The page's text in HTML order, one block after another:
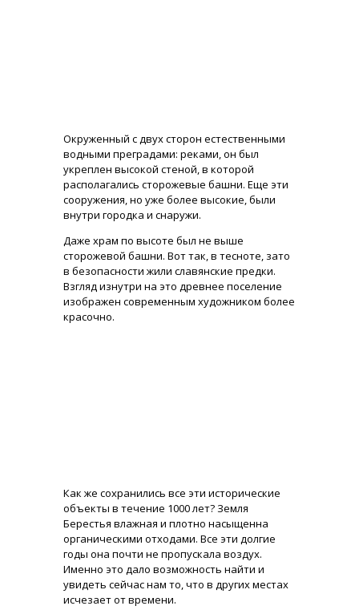
Окруженный с двух сторон естественными
водными преградами: реками, он был
укреплен высокой стеной, в которой
располагались сторожевые башни. Еще эти
сооружения, но уже более высокие, были
внутри городка и снаружи.
Даже храм по высоте был не выше
сторожевой башни. Вот так, в тесноте, зато
в безопасности жили славянские предки.
Взгляд изнутри на это древнее поселение
изображен современным художником более
красочно.
Как же сохранились все эти исторические
объекты в течение 1000 лет? Земля
Берестья влажная и плотно насыщенна
органическими отходами. Все эти долгие
годы она почти не пропускала воздух.
Именно это дало возможность найти и
увидеть сейчас нам то, что в других местах
исчезает от времени.